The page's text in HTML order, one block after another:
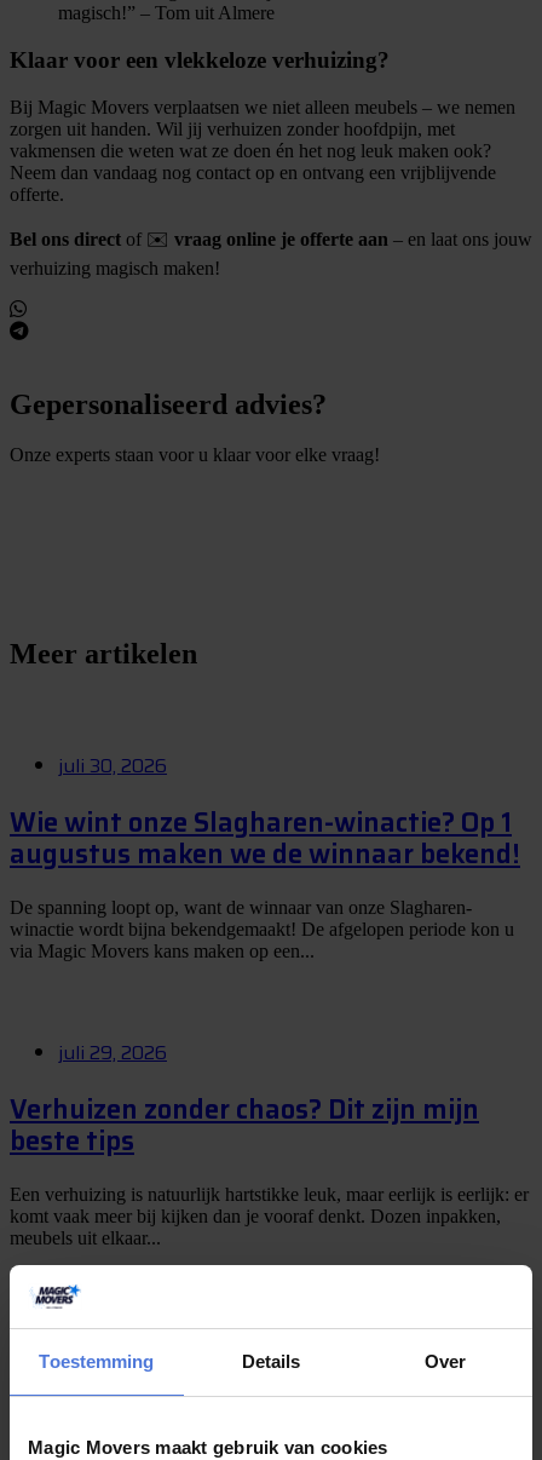
Toestemming Details Over
Magic Movers maakt gebruik van cookies
magisch!” – Tom uit Almere
Klaar voor een vlekkeloze verhuizing?
Bij Magic Movers verplaatsen we niet alleen meubels – we nemen
zorgen uit handen. Wil jij verhuizen zonder hoofdpijn, met
vakmensen die weten wat ze doen én het nog leuk maken ook?
Neem dan vandaag nog contact op en ontvang een vrijblijvende
offerte.
Bel ons direct of ✉️ vraag online je offerte aan – en laat ons jouw
verhuizing magisch maken!
Gepersonaliseerd advies?
Onze experts staan voor u klaar voor elke vraag!
Meer artikelen
juli 30, 2026
Wie wint onze Slagharen-winactie? Op 1
augustus maken we de winnaar bekend!
De spanning loopt op, want de winnaar van onze Slagharen-
winactie wordt bijna bekendgemaakt! De afgelopen periode kon u
via Magic Movers kans maken op een...
juli 29, 2026
Verhuizen zonder chaos? Dit zijn mijn
beste tips
Een verhuizing is natuurlijk hartstikke leuk, maar eerlijk is eerlijk: er
komt vaak meer bij kijken dan je vooraf denkt. Dozen inpakken,
meubels uit elkaar...
Boek uw verhuizing in juli en maak kans